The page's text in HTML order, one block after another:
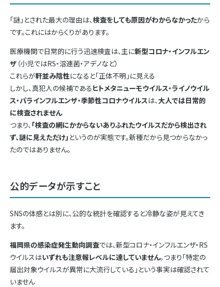
「謎」とされた最大の理由は、検査をしても原因がわからなかったから
です。これにはからくりがあります。
医療機関で日常的に行う迅速検査は、主に新型コロナ・インフルエン
ザ （小児ではRS・溶連菌・アデノなど）
これらが軒並み陰性になると「正体不明」に見える
しかし、真犯人の候補である ヒトメタニューモウイルス・ライノウイル
ス・パラインフルエンザ・季節性コロナウイルスは、大人では日常的
に検査されません
つまり、 「検査の網にかからないありふれたウイルスだから検出され
ず、謎に見えただけ」 というのが実態です。新種だから見つからなかっ
たのではありません。
公的データが示すこと
SNSの体感とは別に、公的な統計を確認すると冷静な姿が見えてき
ます。
福岡県の感染症発生動向調査では、新型コロナ・インフルエンザ・RS
ウイルスはいずれも注意報レベルに達していません。つまり「特定の
届出対象ウイルスが異常に大流行している」という事実は確認されて
いません